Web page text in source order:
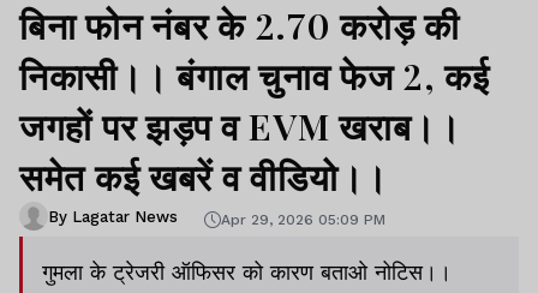
बिना फोन नंबर के 2.70 करोड़ की
निकासी।। बंगाल चुनाव फेज 2, कई
जगहों पर झड़प व EVM खराब।।
समेत कई खबरें व वीडियो।।
By Lagatar News Apr 29, 2026 05:09 PM
गुमला के ट्रेजरी ऑफिसर को कारण बताओ नोटिस।।